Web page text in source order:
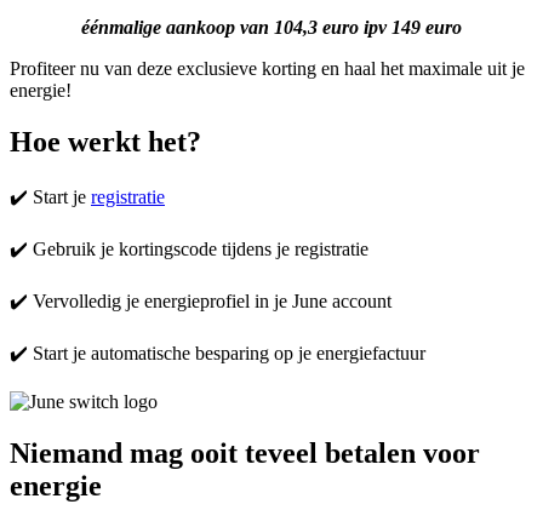
éénmalige aankoop van 104,3 euro ipv 149 euro
Profiteer nu van deze exclusieve korting en haal het maximale uit je
energie!
Hoe werkt het?
✔️ Start je registratie
✔️ Gebruik je kortingscode tijdens je registratie
✔️ Vervolledig je energieprofiel in je June account
✔️ Start je automatische besparing op je energiefactuur
Niemand mag ooit teveel betalen voor
energie